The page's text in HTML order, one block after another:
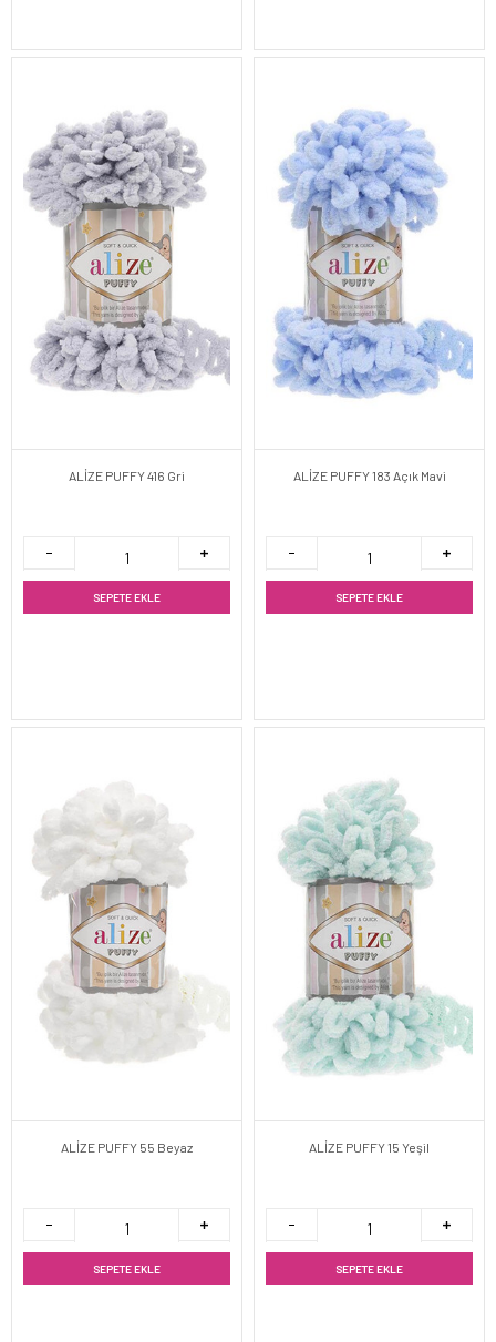
ALİZE PUFFY 416 Gri
SEPETE EKLE
ALİZE PUFFY 183 Açık Mavi
SEPETE EKLE
ALİZE PUFFY 55 Beyaz
SEPETE EKLE
ALİZE PUFFY 15 Yeşil
SEPETE EKLE